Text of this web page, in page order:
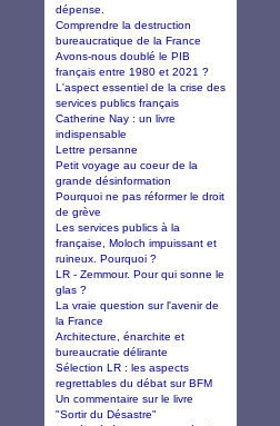
dépense.
Comprendre la destruction
bureaucratique de la France
Avons-nous doublé le PIB
français entre 1980 et 2021 ?
L'aspect essentiel de la crise des
services publics français
Catherine Nay : un livre
indispensable
Lettre persanne
Petit voyage au coeur de la
grande désinformation
Pourquoi ne pas réformer le droit
de grève
Les services publics à la
française, Moloch impuissant et
ruineux. Pourquoi ?
LR - Zemmour. Pour qui sonne le
glas ?
La vraie question sur l'avenir de
la France
Architecture, énarchite et
bureaucratie délirante
Sélection LR : les aspects
regrettables du débat sur BFM
Un commentaire sur le livre
"Sortir du Désastre"